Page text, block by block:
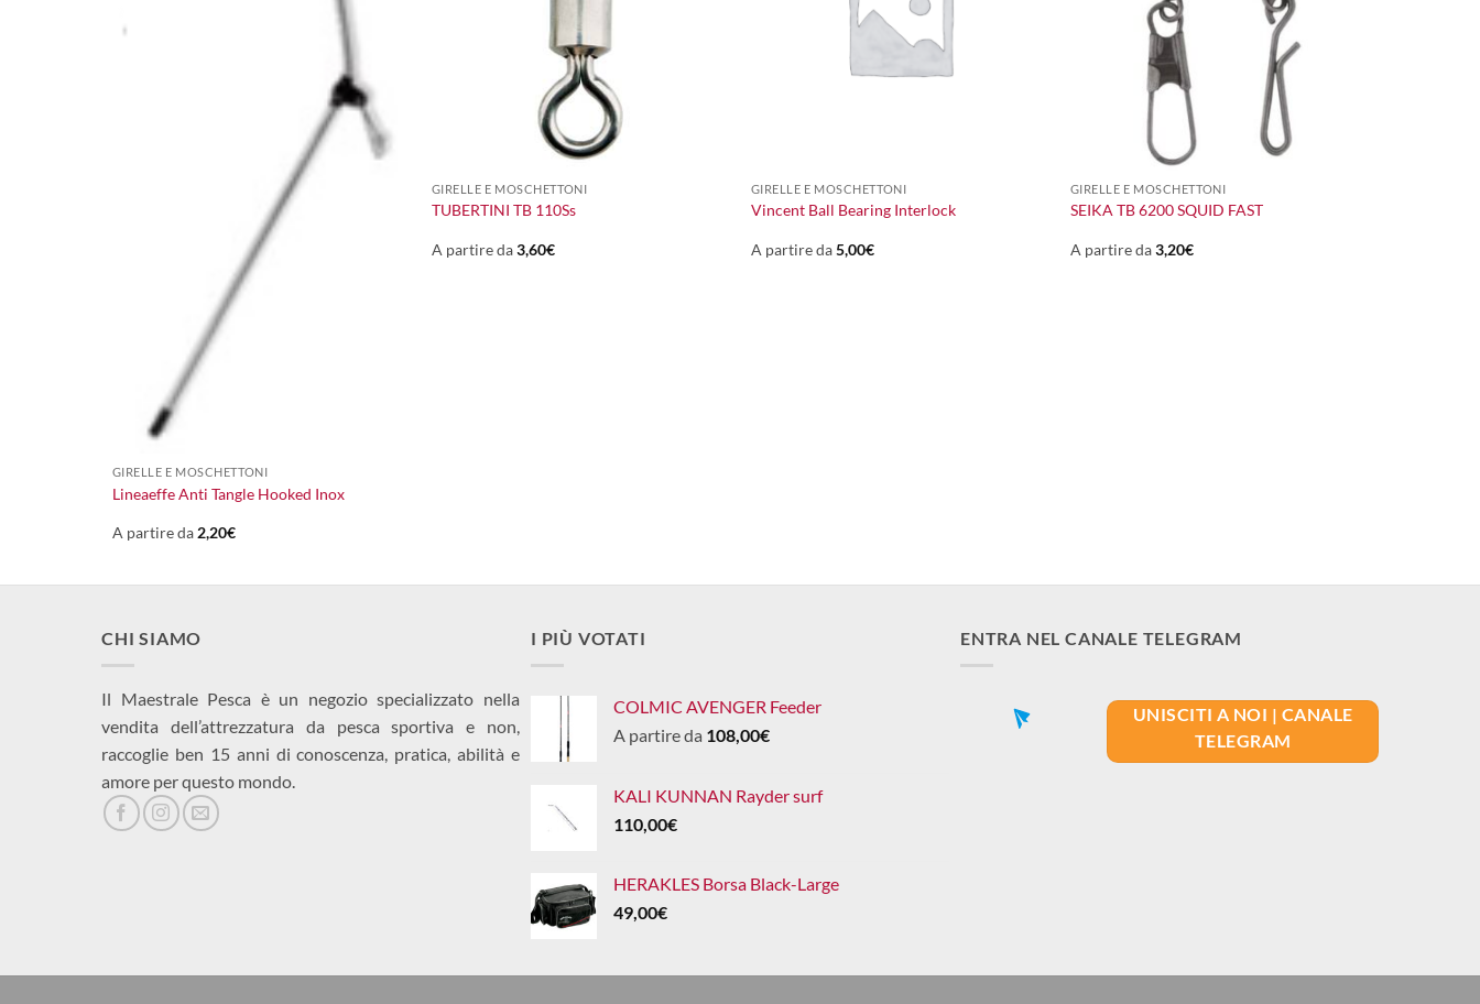
GIRELLE E MOSCHETTONI
Lineaeffe Anti Tangle Hooked Inox
A partire da2,20€
GIRELLE E MOSCHETTONI
TUBERTINI TB 110Ss
A partire da3,60€
GIRELLE E MOSCHETTONI
Vincent Ball Bearing Interlock
A partire da5,00€
GIRELLE E MOSCHETTONI
SEIKA TB 6200 SQUID FAST
A partire da3,20€
CHI SIAMO
Il Maestrale Pesca è un negozio specializzato nella
vendita dell’attrezzatura da pesca sportiva e non,
raccoglie ben 15 anni di conoscenza, pratica, abilità e
amore per questo mondo.
I PIÙ VOTATI
COLMIC AVENGER Feeder
A partire da 108,00€
KALI KUNNAN Rayder surf
110,00€
HERAKLES Borsa Black-Large
49,00€
ENTRA NEL CANALE TELEGRAM
UNISCITI A NOI | CANALE
TELEGRAM